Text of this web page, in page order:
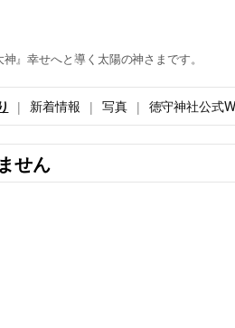
』幸せへと導く太陽の神さまです。
新着情報 写真 徳守神社公式
せん